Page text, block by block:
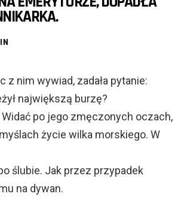
z nim wywiad, zadała pytanie:
największą burzę?
Widać po jego zmęczonych oczach,
życie wilka morskiego. W
ślubie. Jak przez przypadek
na dywan.